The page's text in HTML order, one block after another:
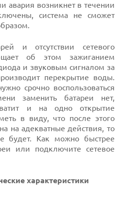
авария возникнет в течении
система не сможет
и отсутствии сетевого
об этом зажиганием
и звуковым сигналом за
перекрытие воды.
срочно воспользоваться
заменить батареи нет,
и на одно открытие
в виду, что после этого
на адекватные действия, то
будет. Как можно быстрее
или подключите сетевое
характеристики